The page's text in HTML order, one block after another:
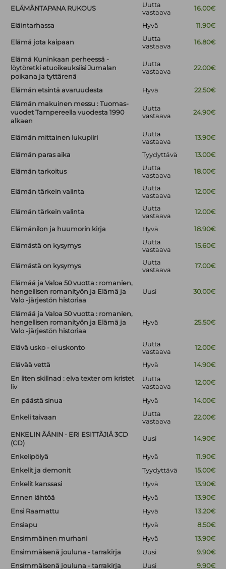
ELÄMÄNTAPANA RUKOUS
Uutta
vastaava
16.00€
Eläintarhassa Hyvä 11.90€
Elämä jota kaipaan
Uutta
vastaava
16.80€
Elämä Kuninkaan perheessä -
löytöretki etuoikeuksiisi Jumalan
poikana ja tyttärenä
Uutta
vastaava
22.00€
Elämän etsintä avaruudesta Hyvä
22.50€
Elämän makuinen messu : Tuomas-
vuodet Tampereella vuodesta 1990
alkaen
Uutta
vastaava
24.90€
Elämän mittainen lukupiiri
Uutta
vastaava
13.90€
Elämän paras aika Tyydyttävä 13.00€
Elämän tarkoitus
Uutta
vastaava
18.00€
Elämän tärkein valinta
Uutta
vastaava
12.00€
Elämän tärkein valinta
Uutta
vastaava
12.00€
Elämänilon ja huumorin kirja Hyvä 18.90€
Elämästä on kysymys
Uutta
vastaava
15.60€
Elämästä on kysymys
Uutta
vastaava
17.00€
Elämää ja Valoa 50 vuotta : romanien,
hengellisen romanityön ja Elämä ja
Valo -järjestön historiaa
Uusi 30.00€
Elämää ja Valoa 50 vuotta : romanien,
hengellisen romanityön ja Elämä ja
Valo -järjestön historiaa
Hyvä 25.50€
Elävä usko - ei uskonto
Uutta
vastaava
12.00€
Elävää vettä Hyvä
14.90€
En liten skillnad : elva texter om kristet
liv
Uutta
vastaava
12.00€
En päästä sinua Hyvä 14.00€
Enkeli taivaan
Uutta
vastaava
22.00€
ENKELIN ÄÄNIN - ERI ESITTÄJIÄ 3CD
(CD)
Uusi 14.90€
Enkelipölyä Hyvä
11.90€
Enkelit ja demonit
Tyydyttävä
15.00€
Enkelit kanssasi
Hyvä
13.90€
Ennen lähtöä
Hyvä
13.90€
Ensi Raamattu
Hyvä
13.20€
Ensiapu
Hyvä
8.50€
Ensimmäinen murhani
Hyvä
13.90€
Ensimmäisenä jouluna - tarrakirja
Uusi
9.90€
Ensimmäisenä jouluna - tarrakirja
Uusi 9.90€